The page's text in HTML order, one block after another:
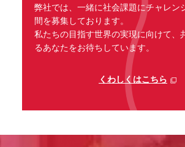
弊社では、一緒に社会課題にチャレン
間を募集しております。
私たちの目指す世界の実現に向けて、
るあなたをお待ちしています。
くわしくはこちら